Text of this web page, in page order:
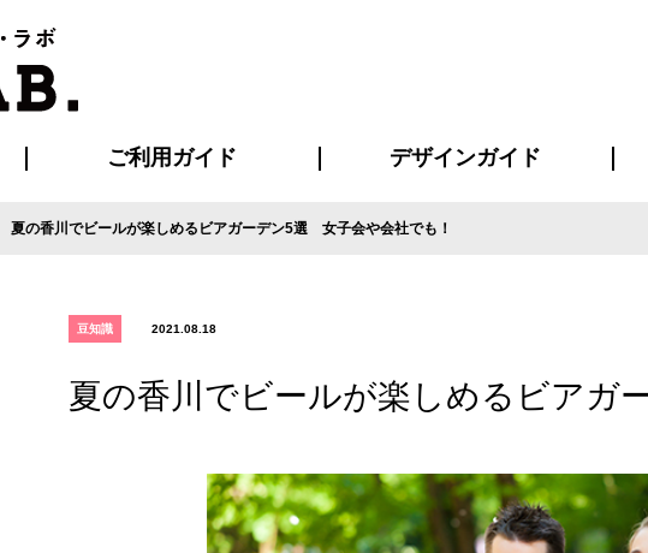
ご利用ガイド
ご利用ガイド
はじめての方へ
再注文の方へ
お支払い方法について
割引まとめページ
発送・特急サービスについて
版の保管期限について
よくある質問
デザインガイド
デザインガイド
デザイン入稿について
デザイン料について
デザインテンプレート集
デザインテンシュミレーター
書体一覧（フォント集）
プリント・加工方法
インクカラー
プリントサイズ
夏の香川でビールが楽しめるビアガーデン5選 女子会や会社でも！
豆知識 2021.08.18
夏の香川でビールが楽しめるビアガ